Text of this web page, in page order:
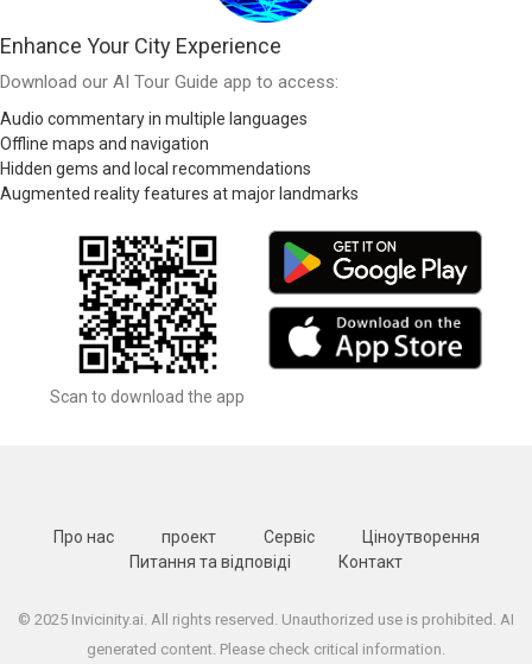
Enhance Your City Experience
Download our AI Tour Guide app to access:
Audio commentary in multiple languages
Offline maps and navigation
Hidden gems and local recommendations
Augmented reality features at major landmarks
Scan to download the app
Про нас проект Сервіс
Ціноутворення
Питання та відповіді
Контакт
© 2025 Invicinity.ai. All rights reserved. Unauthorized use is prohibited. AI
generated content. Please check critical information.